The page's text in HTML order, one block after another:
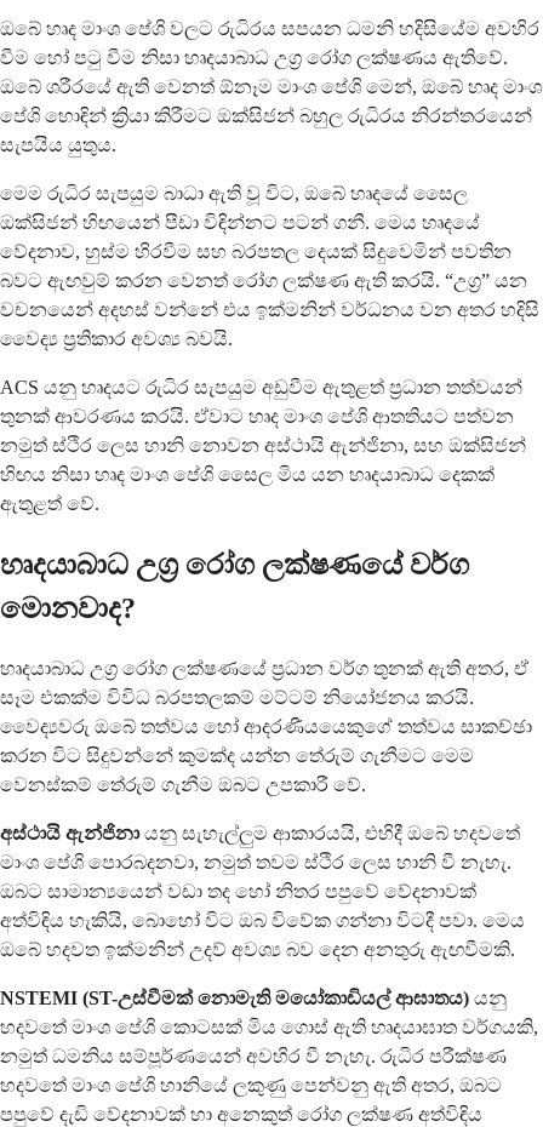
ඔබේ හෘද මාංශ පේශි වලට රුධිරය සපයන ධමනි හදිසියේම අවහිර
වීම හෝ පටු වීම නිසා හෘදයාබාධ උග්‍ර රෝග ලක්ෂණය ඇතිවේ.
ඔබේ ශරීරයේ ඇති වෙනත් ඕනෑම මාංශ පේශි මෙන්, ඔබේ හෘද මාංශ
පේශි හොඳින් ක්‍රියා කිරීමට ඔක්සිජන් බහුල රුධිරය නිරන්තරයෙන්
සැපයිය යුතුය.
මෙම රුධිර සැපයුම බාධා ඇති වූ විට, ඔබේ හෘදයේ සෛල
ඔක්සිජන් හිඟයෙන් පීඩා විඳින්නට පටන් ගනී. මෙය හෘදයේ
වේදනාව, හුස්ම හිරවීම සහ බරපතල දෙයක් සිදුවෙමින් පවතින
බවට ඇඟවුම් කරන වෙනත් රෝග ලක්ෂණ ඇති කරයි. “උග්‍ර” යන
වචනයෙන් අදහස් වන්නේ එය ඉක්මනින් වර්ධනය වන අතර හදිසි
වෛද්‍ය ප්‍රතිකාර අවශ්‍ය බවයි.
ACS යනු හෘදයට රුධිර සැපයුම අඩුවීම ඇතුළත් ප්‍රධාන තත්වයන්
තුනක් ආවරණය කරයි. ඒවාට හෘද මාංශ පේශි ආතතියට පත්වන
නමුත් ස්ථිර ලෙස හානි නොවන අස්ථායි ඇන්ජිනා, සහ ඔක්සිජන්
හිඟය නිසා හෘද මාංශ පේශි සෛල මිය යන හෘදයාබාධ දෙකක්
ඇතුළත් වේ.
හෘදයාබාධ උග්‍ර රෝග ලක්ෂණයේ වර්ග
මොනවාද?
හෘදයාබාධ උග්‍ර රෝග ලක්ෂණයේ ප්‍රධාන වර්ග තුනක් ඇති අතර, ඒ
සෑම එකක්ම විවිධ බරපතලකම් මට්ටම් නියෝජනය කරයි.
වෛද්‍යවරු ඔබේ තත්වය හෝ ආදරණීයයෙකුගේ තත්වය සාකච්ඡා
කරන විට සිදුවන්නේ කුමක්ද යන්න තේරුම් ගැනීමට මෙම
වෙනස්කම් තේරුම් ගැනීම ඔබට උපකාරී වේ.
අස්ථායි ඇන්ජිනායනු සැහැල්ලුම ආකාරයයි, එහිදී ඔබේ හදවතේ
මාංශ පේශි පොරබදනවා, නමුත් තවම ස්ථිර ලෙස හානි වී නැහැ.
ඔබට සාමාන්‍යයෙන් වඩා තද හෝ නිතර පපුවේ වේදනාවක්
අත්විඳිය හැකියි, බොහෝ විට ඔබ විවේක ගන්නා විටදී පවා. මෙය
ඔබේ හදවත ඉක්මනින් උදව් අවශ්‍ය බව දෙන අනතුරු ඇඟවීමකි.
NSTEMI (ST-උස්වීමක් නොමැති මයෝකාඩියල් ආඝාතය) යනු
හදවතේ මාංශ පේශි කොටසක් මිය ගොස් ඇති හෘදයාඝාත වර්ගයකි,
නමුත් ධමනිය සම්පූර්ණයෙන් අවහිර වී නැහැ. රුධිර පරීක්ෂණ
හදවතේ මාංශ පේශි හානියේ ලකුණු පෙන්වනු ඇති අතර, ඔබට
පපුවේ දැඩි වේදනාවක් හා අනෙකුත් රෝග ලක්ෂණ අත්විඳිය